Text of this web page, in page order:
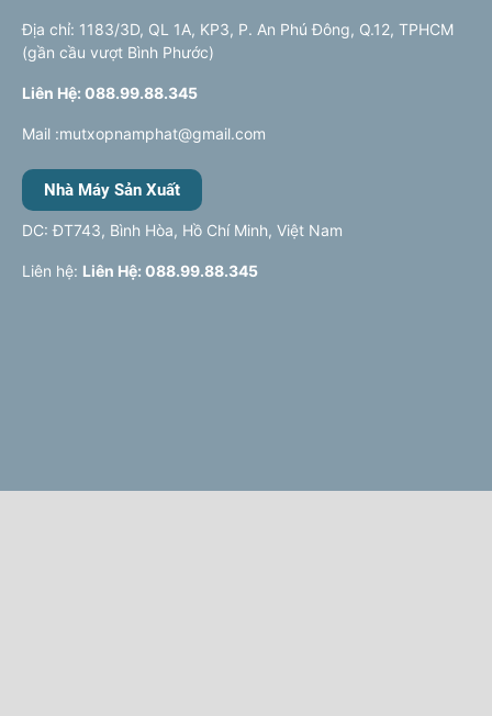
Địa chỉ: 1183/3D, QL 1A, KP3, P. An Phú Đông, Q.12, TPHCM
(gần cầu vượt Bình Phước)
Liên Hệ: 088.99.88.345
Mail :mutxopnamphat@gmail.com
Nhà Máy Sản Xuất
DC: ĐT743, Bình Hòa, Hồ Chí Minh, Việt Nam
Liên hệ: Liên Hệ: 088.99.88.345